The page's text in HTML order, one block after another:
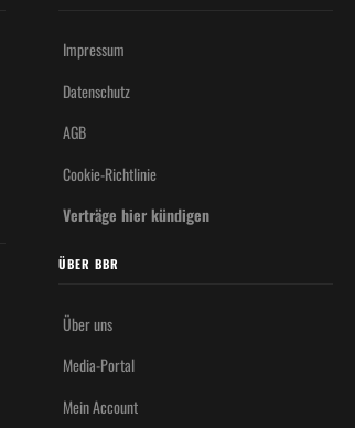
Impressum
Datenschutz
AGB
Cookie-Richtlinie
Verträge hier kündigen
ÜBER BBR
Über uns
Media-Portal
Mein Account